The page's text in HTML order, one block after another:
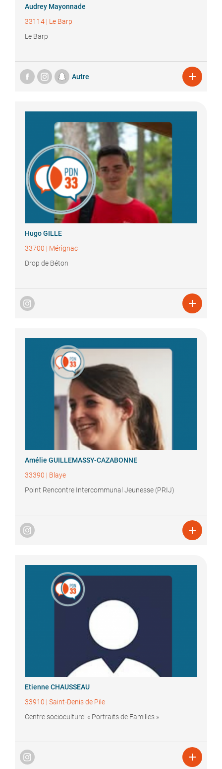
Audrey Mayonnade
33114 | Le Barp
Le Barp
Autre 
HugoGILLE
33700 | Mérignac
Drop de Béton

Amélie GUILLEMASSY-CAZABONNE
33390 | Blaye
Point Rencontre Intercommunal Jeunesse (PRIJ)

Etienne CHAUSSEAU
33910 | Saint-Denis de Pile
Centre socioculturel « Portraits de Familles »
